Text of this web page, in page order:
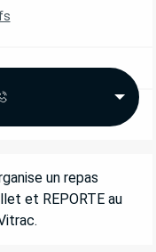
un repas
et REPORTE au